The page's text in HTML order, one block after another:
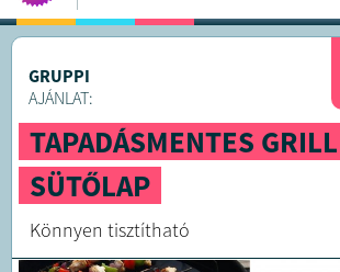
GRUPPI
AJÁNLAT:
TAPADÁSMENTES GRILL
SÜTŐLAP
Könnyen tisztítható